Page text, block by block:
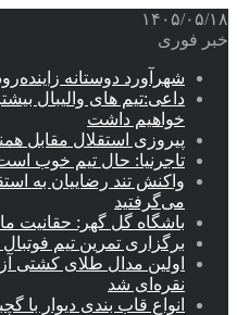
۱۴۰۵/۰۵/۱۸
خبر فوری
شهرآورد دوستانه
داعی:تیم های والیبال
خواهیم داشت
پیروزی استقلال مقابل
تاجرنیا: حال تیم خوب
واکنش تند رضاییان به
می‌گرفتید
باشگاه گل گهر: حقانیت
برگزاری تمرین تیم
اولین مدال طلای کشتی
نقره‌ای شد
انواع قاب بندی دیوار با